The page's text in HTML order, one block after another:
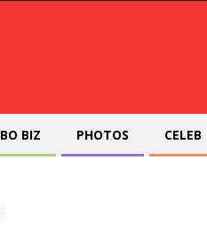
BO BIZ PHOTOS CELEB